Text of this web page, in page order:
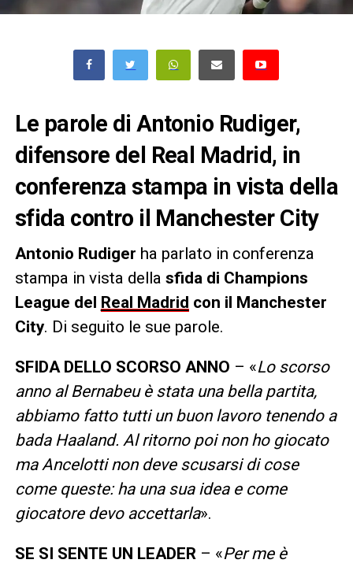
Le parole di Antonio Rudiger,
difensore del Real Madrid, in
conferenza stampa in vista della
sfida contro il Manchester City
Antonio Rudiger ha parlato in conferenza
stampa in vista della sfida di Champions
League del Real Madrid con il Manchester
City. Di seguito le sue parole.
SFIDA DELLO SCORSO ANNO – «Lo scorso
anno al Bernabeu è stata una bella partita,
abbiamo fatto tutti un buon lavoro tenendo a
bada Haaland. Al ritorno poi non ho giocato
ma Ancelotti non deve scusarsi di cose
come queste: ha una sua idea e come
giocatore devo accettarla».
SE SI SENTE UN LEADER – «Per me è